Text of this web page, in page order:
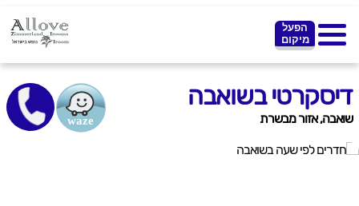
הפעל
מיקום
דיסקרטי בשואבה
שואבה, אזור מבשרת